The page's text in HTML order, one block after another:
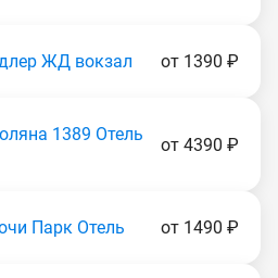
ЖД вокзал от 1390 ₽
1389 Отель
от 4390 ₽
Парк Отель от 1490 ₽